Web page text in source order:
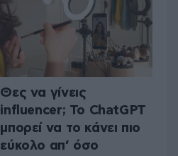
Θες να γίνεις
influencer; Το ChatGPT
μπορεί να το κάνει πιο
εύκολο απ’ όσο